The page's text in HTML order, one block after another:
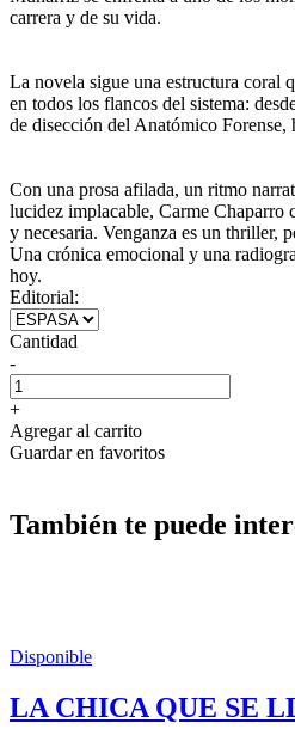
carrera y de su vida.
La novela sigue una estructura coral
en todos los flancos del sistema:
de disección del Anatómico Forense,
Con una prosa afilada, un ritmo
lucidez implacable, Carme Chaparro
y necesaria. Venganza es un thriller,
Una crónica emocional y una
hoy.
Editorial:
Cantidad
-
+
Agregar al carrito
Guardar en favoritos
También te puede
Disponible
LA CHICA QUE SE